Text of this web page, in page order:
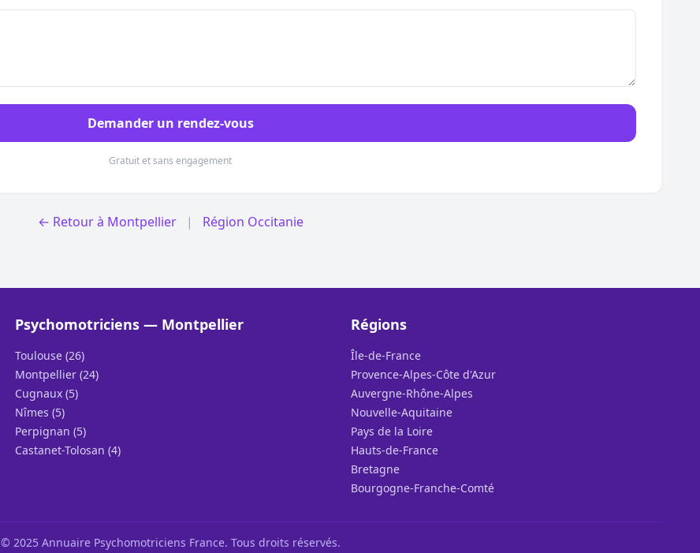
Demander un rendez-vous
Gratuit et sans engagement
← Retour à Montpellier | Région Occitanie
Psychomotriciens — Montpellier
Toulouse (26)
Montpellier (24)
Cugnaux (5)
Nîmes (5)
Perpignan (5)
Castanet-Tolosan (4)
Régions
Île-de-France
Provence-Alpes-Côte d'Azur
Auvergne-Rhône-Alpes
Nouvelle-Aquitaine
Pays de la Loire
Hauts-de-France
Bretagne
Bourgogne-Franche-Comté
© 2025 Annuaire Psychomotriciens France. Tous droits réservés.